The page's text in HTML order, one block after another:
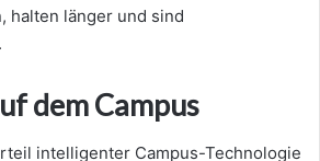
halten länger und sind
dem Campus
intelligenter Campus-Technologie